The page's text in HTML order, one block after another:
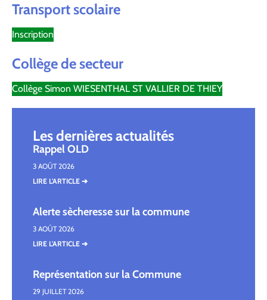
Transport scolaire
Inscription
Collège de secteur
Collège Simon WIESENTHAL ST VALLIER DE THIEY
Les dernières actualités
Rappel OLD
3 AOÛT 2026
LIRE L'ARTICLE ➔
Alerte sècheresse sur la commune
3 AOÛT 2026
LIRE L'ARTICLE ➔
Représentation sur la Commune
29 JUILLET 2026